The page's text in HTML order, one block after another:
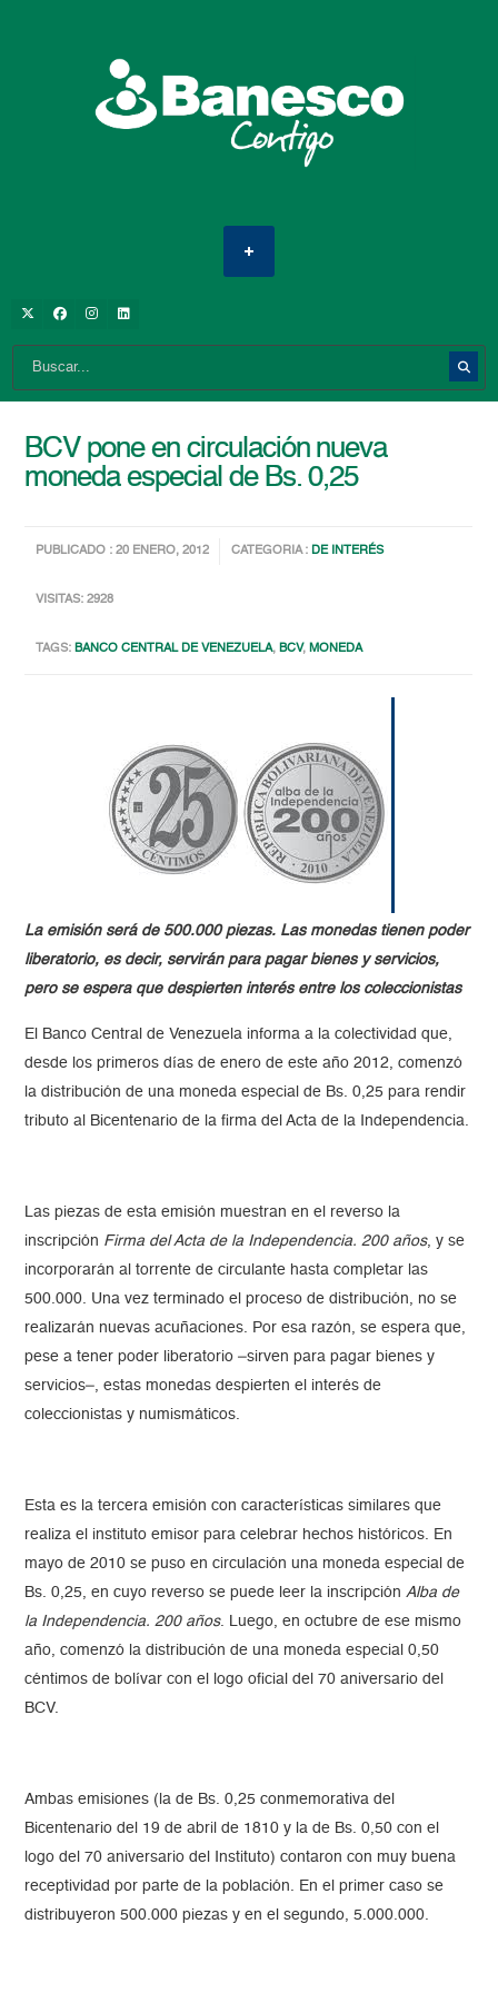
BCV pone en circulación nueva
moneda especial de Bs. 0,25
PUBLICADO : 20 ENERO, 2012 CATEGORIA :DE INTERÉS
VISITAS: 2928
TAGS:BANCO CENTRAL DE VENEZUELA,BCV,MONEDA
La emisión será de 500.000 piezas. Las monedas tienen poder
liberatorio, es decir, servirán para pagar bienes y servicios,
pero se espera que despierten interés entre los coleccionistas
El Banco Central de Venezuela informa a la colectividad que,
desde los primeros días de enero de este año 2012, comenzó
la distribución de una moneda especial de Bs. 0,25 para rendir
tributo al Bicentenario de la firma del Acta de la Independencia.
Las piezas de esta emisión muestran en el reverso la
inscripción Firma del Acta de la Independencia. 200 años, y se
incorporarán al torrente de circulante hasta completar las
500.000. Una vez terminado el proceso de distribución, no se
realizarán nuevas acuñaciones. Por esa razón, se espera que,
pese a tener poder liberatorio –sirven para pagar bienes y
servicios–, estas monedas despierten el interés de
coleccionistas y numismáticos.
Esta es la tercera emisión con características similares que
realiza el instituto emisor para celebrar hechos históricos. En
mayo de 2010 se puso en circulación una moneda especial de
Bs. 0,25, en cuyo reverso se puede leer la inscripciónAlba de
la Independencia. 200 años. Luego, en octubre de ese mismo
año, comenzó la distribución de una moneda especial 0,50
céntimos de bolívar con el logo oficial del 70 aniversario del
BCV.
Ambas emisiones (la de Bs. 0,25 conmemorativa del
Bicentenario del 19 de abril de 1810 y la de Bs. 0,50 con el
logo del 70 aniversario del Instituto) contaron con muy buena
receptividad por parte de la población. En el primer caso se
distribuyeron 500.000 piezas y en el segundo, 5.000.000.